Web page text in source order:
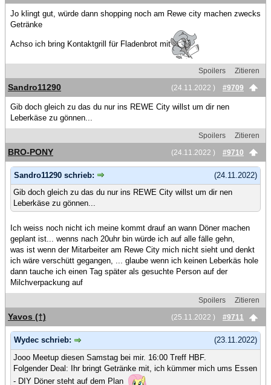
Jo klingt gut, würde dann shopping noch am Rewe city machen zwecks
Getränke
Achso ich bring Kontaktgrill für Fladenbrot mit
Spoilers
Zitieren
(24.11.2022 )
#9709
Sandro11290
Gib doch gleich zu das du nur ins REWE City willst um dir nen
Leberkäse zu gönnen...
Spoilers
Zitieren
(24.11.2022 )
#9710
BRO-PONY
(24.11.2022)
Sandro11290 schrieb:
Gib doch gleich zu das du nur ins REWE City willst um dir nen
Leberkäse zu gönnen...
Ich weiss noch nicht ich meine kommt drauf an wann Döner machen
geplant ist... wenns nach 20uhr bin würde ich auf alle fälle gehn,
was ist wenn der Mitarbeiter am Rewe City mich nicht sieht und denkt
ich wäre verschütt gegangen, ... glaube wenn ich keinen Leberkäs hole
dann tauche ich einen Tag später als gesuchte Person auf der
Milchverpackung auf
Spoilers
Zitieren
(25.11.2022 )
#9711
Yavos (†)
(23.11.2022)
Wydec schrieb:
Jooo Meetup diesen Samstag bei mir. 16:00 Treff HBF.
Folgender Deal: Ihr bringt Getränke mit, ich kümmer mich ums Essen
- DIY Döner steht auf dem Plan